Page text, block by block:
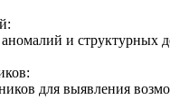
и структурных
для выявления